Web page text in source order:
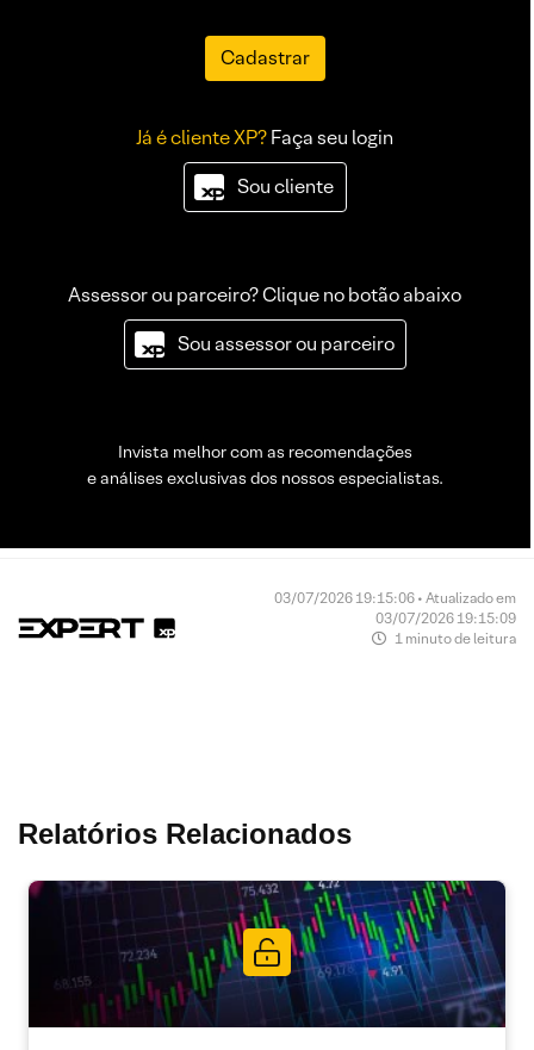
Cadastrar
Já é cliente XP?Faça seu login
Sou cliente
Assessor ou parceiro? Clique no botão abaixo
Sou assessor ou parceiro
Invista melhor com as recomendações
e análises exclusivas dos nossos especialistas.
03/07/2026 19:15:06 • Atualizado em
03/07/2026 19:15:09
1 minuto de leitura
Relatórios Relacionados